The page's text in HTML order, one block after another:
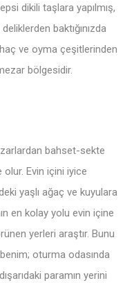
dikili taşlara yapılmış,
baktığınızda
ve oyma çeşitlerinden
bölgesidir.
bahset-sekte
olur. Evin içini iyice
yaşlı ağaç ve kuyulara
en kolay yolu evin içine
yerleri araştır. Bunu
oturma odasında
paramın yerini